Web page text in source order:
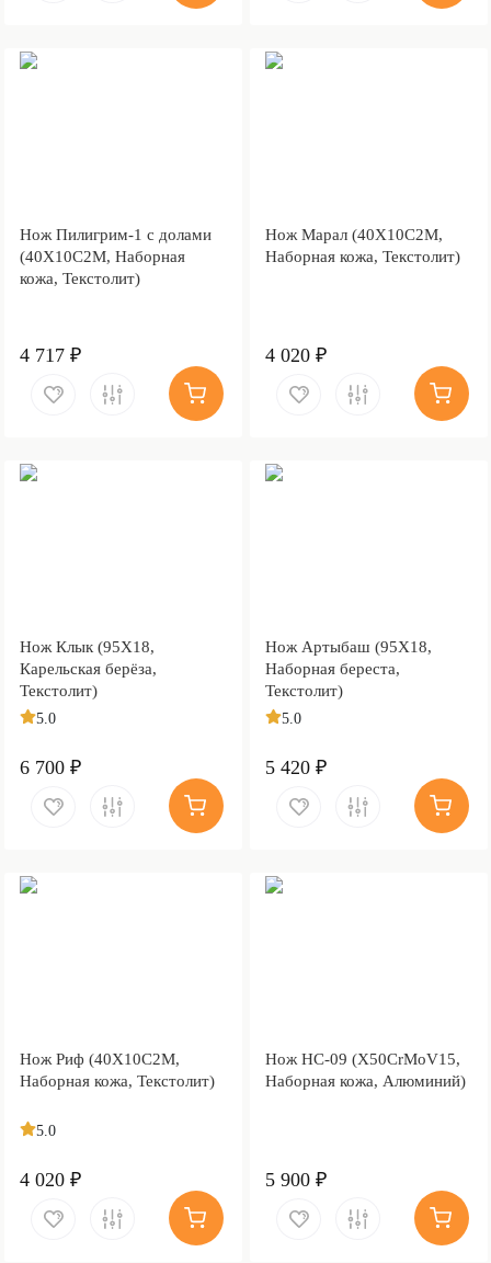
Нож Пилигрим-1 с долами
(40Х10С2М, Наборная
кожа, Текстолит)
4 717 ₽
Нож Марал (40Х10С2М,
Наборная кожа, Текстолит)
4 020 ₽
Нож Клык (95Х18,
Карельская берёза,
Текстолит)
5.0
6 700 ₽
Нож Артыбаш (95Х18,
Наборная береста,
Текстолит)
5.0
5 420 ₽
Нож Риф (40Х10С2М,
Наборная кожа, Текстолит)
5.0
4 020 ₽
Нож НС-09 (X50CrMoV15,
Наборная кожа, Алюминий)
5 900 ₽